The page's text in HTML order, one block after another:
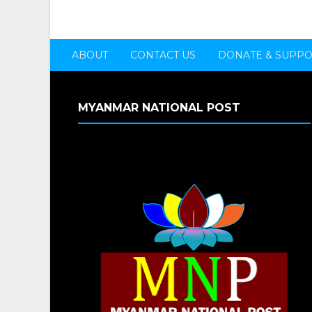
ABOUT CONTACT US DONATE &
MYANMAR NATIONAL POST